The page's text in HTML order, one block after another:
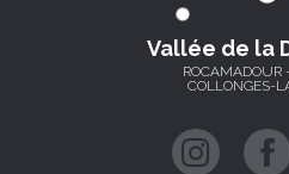
Vallée de la
ROCAMADOUR
COLLONGES-